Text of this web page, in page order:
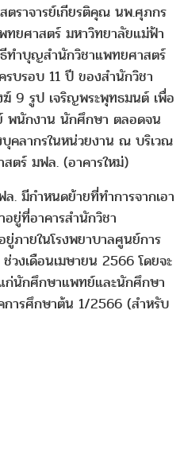
ราจารย์เกียรติคุณ นพ.ศุภกร
ยศาสตร์ มหาวิทยาลัยแม่ฟ้า
ทำบุญสำนักวิชาแพทยศาสตร์
รบรอบ 11 ปี ของสำนักวิชา
9 รูป เจริญพระพุทธมนต์ เพื่อ
พนักงาน นักศึกษา ตลอดจน
บุคลากรในหน่วยงาน ณ บริเวณ
ตร์ มฟล. (อาคารใหม่)
. มีกำหนดย้ายที่ทำการจากเอา
ยู่ที่อาคารสำนักวิชา
ภายในโรงพยาบาลศูนย์การ
งเดือนเมษายน 2566 โดยจะ
แก่นักศึกษาแพทย์และนักศึกษา
ารศึกษาต้น 1/2566 (สำหรับ